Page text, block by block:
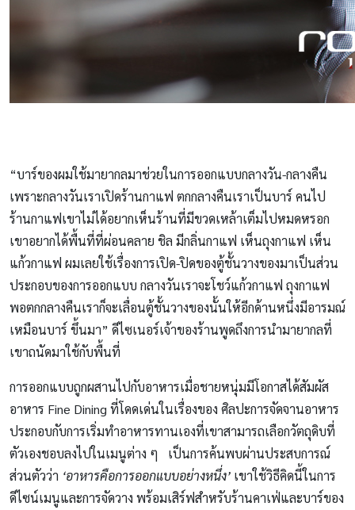
“บาร์ของผมใช้มายากลมาช่วยในการออกแบบกลางวัน-กลางคืน
เพราะกลางวันเราเปิดร้านกาแฟ ตกกลางคืนเราเป็นบาร์ คนไป
ร้านกาแฟเขาไม่ได้อยากเห็นร้านที่มีขวดเหล้าเต็มไปหมดหรอก
เขาอยากได้พื้นที่ที่ผ่อนคลาย ชิล มีกลิ่นกาแฟ เห็นถุงกาแฟ เห็น
แก้วกาแฟ ผมเลยใช้เรื่องการเปิด-ปิดของตู้ชั้นวางของมาเป็นส่วน
ประกอบของการออกแบบ กลางวันเราจะโชว์แก้วกาแฟ ถุงกาแฟ
พอตกกลางคืนเราก็จะเลื่อนตู้ชั้นวางของนั้นให้อีกด้านหนึ่งมีอารมณ์
เหมือนบาร์ ขึ้นมา” ดีไซเนอร์เจ้าของร้านพูดถึงการนำมายากลที่
เขาถนัดมาใช้กับพื้นที่
การออกแบบถูกผสานไปกับอาหารเมื่อชายหนุ่มมีโอกาสได้สัมผัส
อาหาร Fine Dining ที่โดดเด่นในเรื่องของ ศิลปะการจัดจานอาหาร
ประกอบกับการเริ่มทำอาหารทานเองที่เขาสามารถเลือกวัตถุดิบที่
ตัวเองชอบลงไปในเมนูต่าง ๆ เป็นการค้นพบผ่านประสบการณ์
ส่วนตัวว่า ‘อาหารคือการออกแบบอย่างหนึ่ง’ เขาใช้วิธีคิดนี้ในการ
ดีไซน์เมนูและการจัดวาง พร้อมเสิร์ฟสำหรับร้านคาเฟ่และบาร์ของ